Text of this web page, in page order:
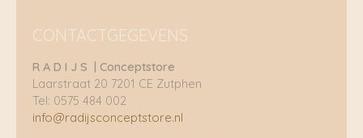
CONTACTGEGEVENS
R A D I J S | Conceptstore
Laarstraat 20 7201 CE Zutphen
Tel: 0575 484 002
info@radijsconceptstore.nl